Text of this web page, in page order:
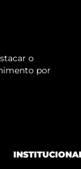
o
por